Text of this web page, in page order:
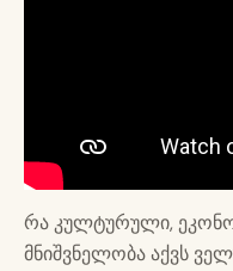
რა კულტურული,
მნიშვნელობა აქვს